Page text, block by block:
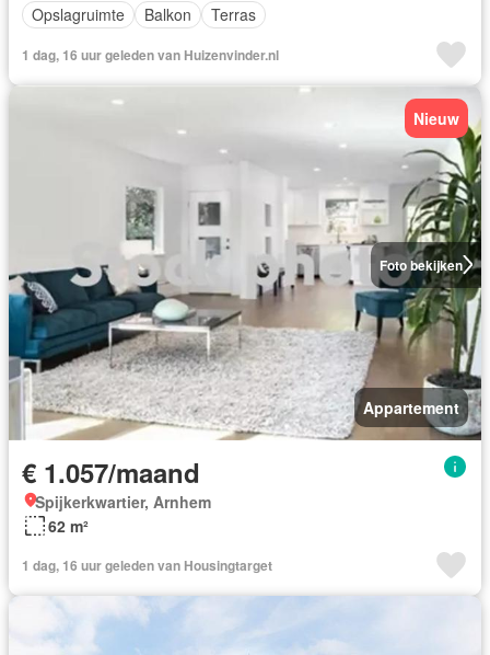
Opslagruimte
Balkon Terras
1 dag, 16 uur geleden van Huizenvinder.nl
Foto bekijken
Nieuw
Appartement
€ 1.057/maand
Spijkerkwartier, Arnhem
62 m²
1 dag, 16 uur geleden van Housingtarget